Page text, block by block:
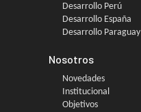
Desarrollo Perú
Desarrollo España
Desarrollo Paraguay
Nosotros
Novedades
Institucional
Objetivos